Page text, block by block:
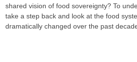
shared vision of food sovereignty? To
take a step back and look at the food
dramatically changed over the past